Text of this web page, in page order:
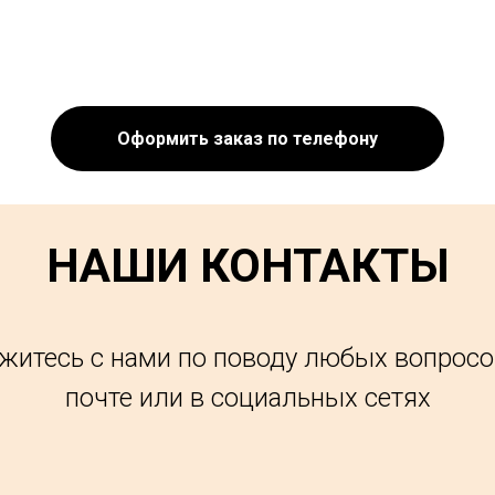
Оформить заказ по телефону
НАШИ КОНТАКТЫ
с нами по поводу любых
почте или в социальных сетях